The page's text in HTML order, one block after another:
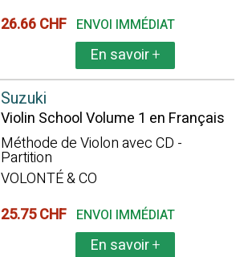
26.66 CHF ENVOI IMMÉDIAT
En savoir+
Suzuki
Violin School Volume 1 en Français
Méthode de Violon avec CD -
Partition
VOLONTÉ & CO
25.75 CHF ENVOI IMMÉDIAT
En savoir+